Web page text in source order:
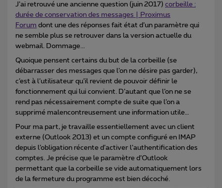
J’ai retrouvé une ancienne question (juin 2017) corbeille :
durée de conservation des messages | Proximus
Forum dont une des réponses fait état d’un paramètre qui
ne semble plus se retrouver dans la version actuelle du
webmail. Dommage...
Quoique pensent certains du but de la corbeille (se
débarrasser des messages que l’on ne désire pas garder),
c’est à l’utilisateur qu’il revient de pouvoir définir le
fonctionnement qui lui convient. D’autant que l’on ne se
rend pas nécessairement compte de suite que l’on a
supprimé malencontreusement une information utile…
Pour ma part, je travaille essentiellement avec un client
externe (Outlook 2013) et un compte configuré en IMAP
depuis l’obligation récente d’activer l’authentification des
comptes. Je précise que le paramètre d’Outlook
permettant que la corbeille se vide automatiquement lors
de la fermeture du programme est bien décoché.